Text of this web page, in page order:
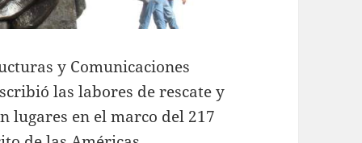
y Comunicaciones
las labores de rescate y
lugares en el marco del 217